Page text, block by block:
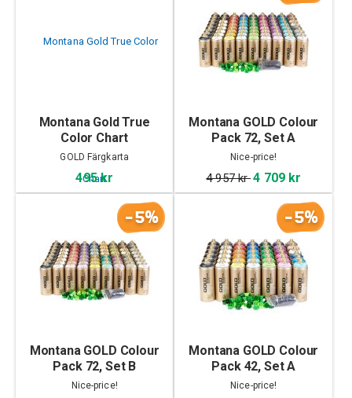
Montana Gold True
Color Chart
GOLD Färgkarta
495 kr
Montana GOLD Colour
Pack 72, Set A
Nice-price!
4 957 kr4 709 kr
-5%
Montana GOLD Colour
Pack 72, Set B
Nice-price!
-5%
Montana GOLD Colour
Pack 42, Set A
Nice-price!